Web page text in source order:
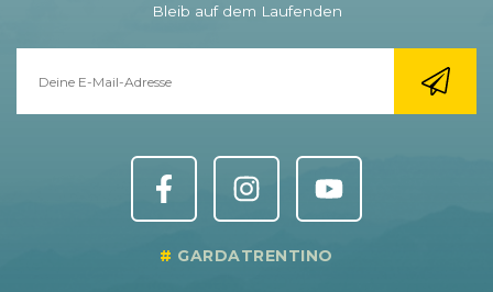
Bleib auf dem Laufenden
GARDATRENTINO